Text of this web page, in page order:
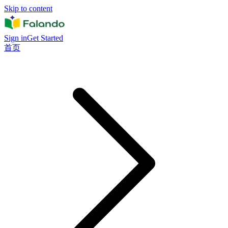
Skip to content
Sign inGet Started
首页